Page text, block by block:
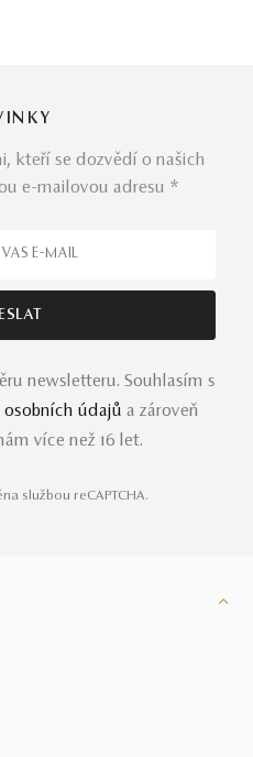
kteří se dozvědí o našich
e-mailovou adresu *
newsletteru. Souhlasím s
osobních údajů a zároveň
více než 16 let.
službou reCAPTCHA.